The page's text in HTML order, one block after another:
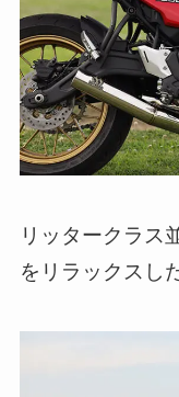
リッタークラ
をリラックスし